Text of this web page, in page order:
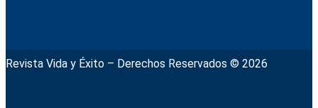
Revista Vida y Éxito – Derechos Reservados © 2026